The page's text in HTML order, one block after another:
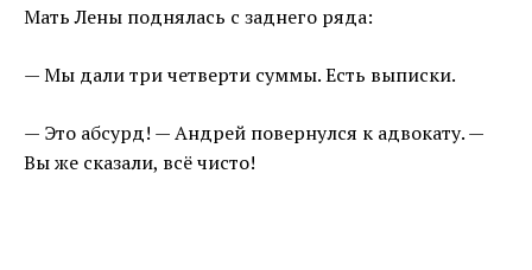
Мать Лены поднялась с заднего ряда:
— Мы дали три четверти суммы. Есть выписки.
— Это абсурд! — Андрей повернулся к адвокату. —
Вы же сказали, всё чисто!